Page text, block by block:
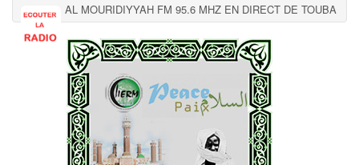
AL MOURIDIYYAH FM 95.6 MHZ EN DIRECT DE TOUBA